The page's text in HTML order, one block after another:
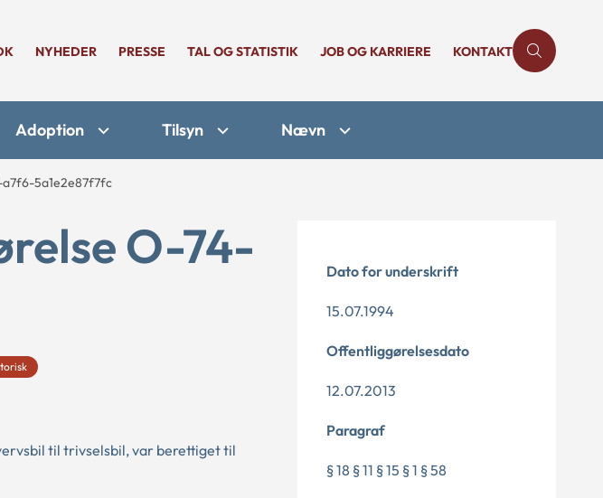
NYHEDER PRESSE TAL OG STATISTIK JOB OG KARRIERE KONTAKT
Adoption Tilsyn Nævn
5a1e2e87f7fc
O-74-
til trivselsbil, var berettiget til
Dato for underskrift
15.07.1994
Offentliggørelsesdato
12.07.2013
Paragraf
§ 18 § 11 § 15 § 1 § 58